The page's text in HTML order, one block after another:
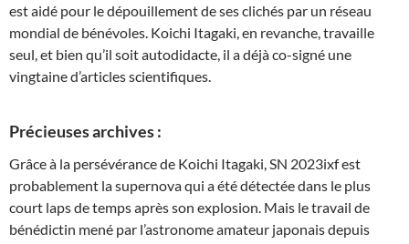
est aidé pour le dépouillement de ses clichés par un réseau
mondial de bénévoles. Koichi Itagaki, en revanche, travaille
seul, et bien qu’il soit autodidacte, il a déjà co-signé une
vingtaine d’articles scientifiques.
Précieuses archives :
Grâce à la persévérance de Koichi Itagaki, SN 2023ixf est
probablement la supernova qui a été détectée dans le plus
court laps de temps après son explosion. Mais le travail de
bénédictin mené par l’astronome amateur japonais depuis